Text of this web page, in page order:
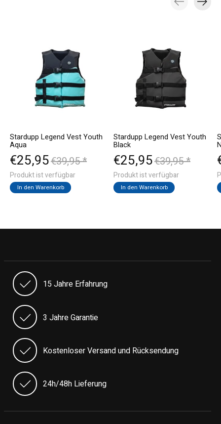
Stardupp Legend Vest Youth
Aqua
€25,95€39,95 *
Produkt ist verfügbar
In den Warenkorb
Stardupp Legend Vest Youth
Black
€25,95€39,95 *
Produkt ist verfügbar
In den Warenkorb
15 Jahre Erfahrung
3 Jahre Garantie
Kostenloser Versand und Rücksendung
24h/48h Lieferung